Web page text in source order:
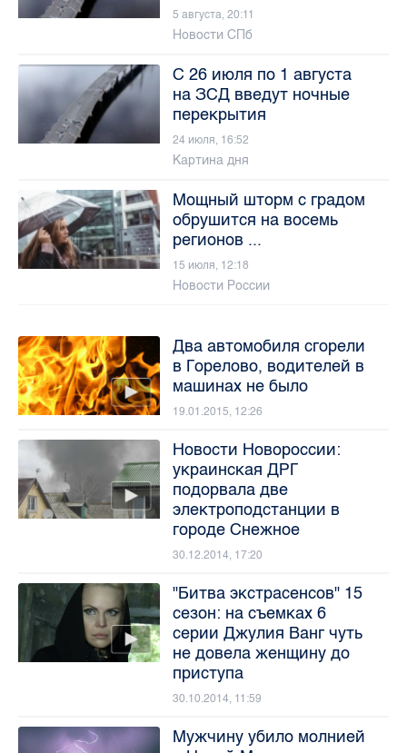
5 августа, 20:11
Новости СПб
С 26 июля по 1 августа
на ЗСД введут ночные
перекрытия
24 июля, 16:52
Картина дня
Мощный шторм с градом
обрушится на восемь
регионов ...
15 июля, 12:18
Новости России
Два автомобиля сгорели
в Горелово, водителей в
машинах не было
19.01.2015, 12:26
Новости Новороссии:
украинская ДРГ
подорвала две
электроподстанции в
городе Снежное
30.12.2014, 17:20
"Битва экстрасенсов" 15
сезон: на съемках 6
серии Джулия Ванг чуть
не довела женщину до
приступа
30.10.2014, 11:59
Мужчину убило молнией